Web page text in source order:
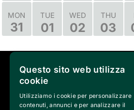
MON
31
TUE
01
WED
02
THU
03
Questo sito web utilizza
cookie
Utilizziamo i cookie per personalizzare
contenuti, annunci e per analizzare il